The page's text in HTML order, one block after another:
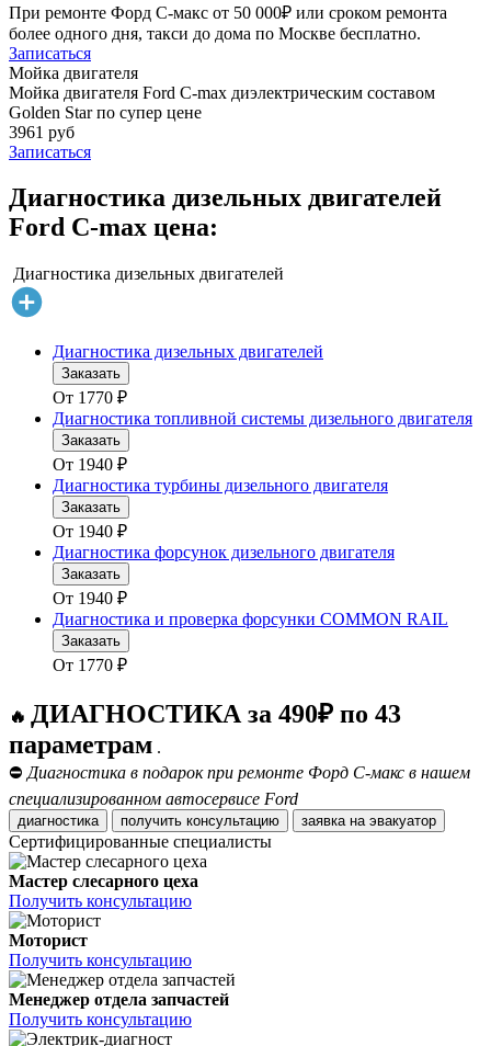
При ремонте Форд С-макс от 50 000₽ или сроком ремонта
более одного дня, такси до дома по Москве бесплатно.
Записаться
Мойка двигателя
Мойка двигателя Ford C-max диэлектрическим составом
Golden Star по супер цене
3961 руб
Записаться
Диагностика дизельных двигателей
Ford C-max цена:
Диагностика дизельных двигателей
Диагностика дизельных двигателей
Заказать
От 1770 ₽
Диагностика топливной системы дизельного двигателя
Заказать
От 1940 ₽
Диагностика турбины дизельного двигателя
Заказать
От 1940 ₽
Диагностика форсунок дизельного двигателя
Заказать
От 1940 ₽
Диагностика и проверка форсунки COMMON RAIL
Заказать
От 1770 ₽
🔥 ДИАГНОСТИКА за 490₽ по 43
параметрам .
⛔ Диагностика в подарок при ремонте Форд С-макс в нашем
специализированном автосервисе Ford
диагностика получить консультацию заявка на эвакуатор
Сертифицированные специалисты
Мастер слесарного цеха
Получить консультацию
Моторист
Получить консультацию
Менеджер отдела запчастей
Получить консультацию